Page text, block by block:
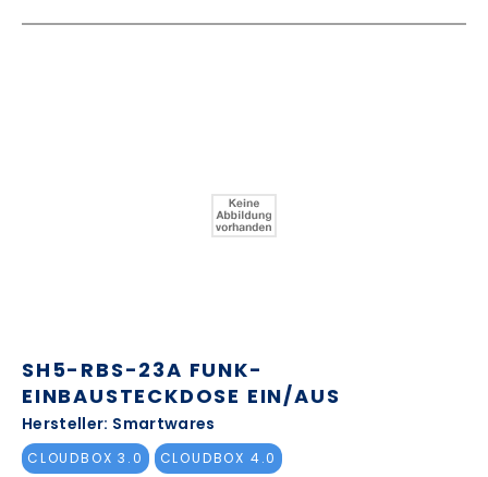
SH5-RBS-23A FUNK-
EINBAUSTECKDOSE EIN/AUS
Hersteller: Smartwares
CLOUDBOX 3.0 CLOUDBOX 4.0